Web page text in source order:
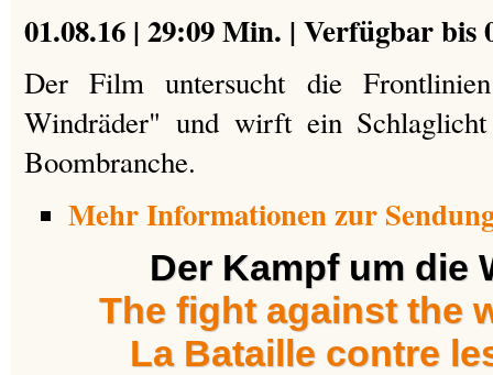
01.08.16 | 29:09 Min. | Verfügbar bis
Der Film untersucht die
Windräder" und wirft ein
Boombranche.
Mehr Informationen zur
Der Kampf um die
The fight against the
La Bataille contre